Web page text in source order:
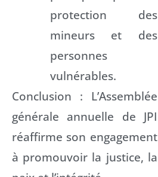
protection des
mineurs et des
personnes
vulnérables.
Conclusion : L’Assemblée
générale annuelle de JPI
réaffirme son engagement
à promouvoir la justice, la